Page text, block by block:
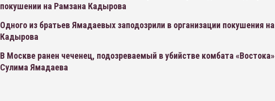
покушении на Рамзана Кадырова
Одного из братьев Ямадаевых заподозрили в организации покушения на
Кадырова
В Москве ранен чеченец, подозреваемый в убийстве комбата «Востока»
Сулима Ямадаева